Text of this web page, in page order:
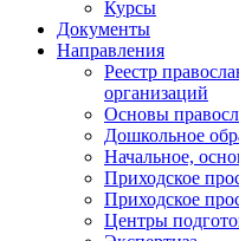
Курсы
Документы
Направления
Реестр
организаций
Основы
Дошкольное
Начальное,
Приходское
Приходское
Центры